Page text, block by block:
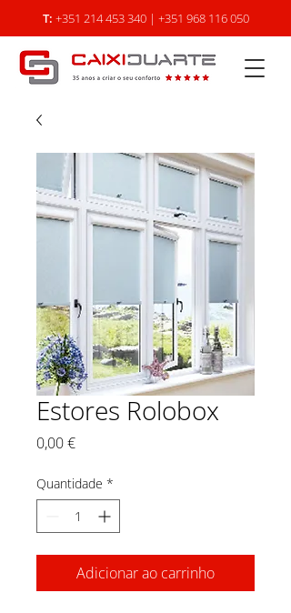
T: +351 214 453 340| +351 968 116 050
Estores Rolobox
0,00 €Preço
Quantidade *
Adicionar ao carrinho